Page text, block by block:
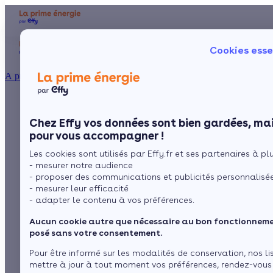
Cookies
Chez Effy vos données sont bien gardées,
pour vous accompagner !
Les cookies sont utilisés par Effy.fr et ses partenaires à
- mesurer notre audience
- proposer des communications et publicités
- mesurer leur efficacité
- adapter le contenu à vos préférences.
Aucun cookie autre que nécessaire au bon
posé sans votre consentement.
Pour être informé sur les modalités de conservation, nos
mettre à jour à tout moment vos préférences, rendez-
À propos
Le concept
Comment l'obtenir ?
Chauffage
Poêle à
Votre chaudière se
met en sécurité ou
siffle, voici ce que
vous devez faire
parL’équipe de rédaction